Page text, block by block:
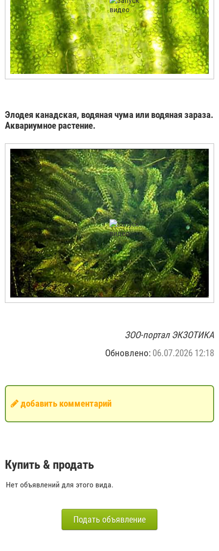
Элодея канадская, водяная чума или водяная зараза.
Аквариумное растение.
ЗОО-портал ЭКЗОТИКА
Обновлено: 06.07.2026 12:18
добавить комментарий
Купить & продать
Нет объявлений для этого вида.
Подать объявление